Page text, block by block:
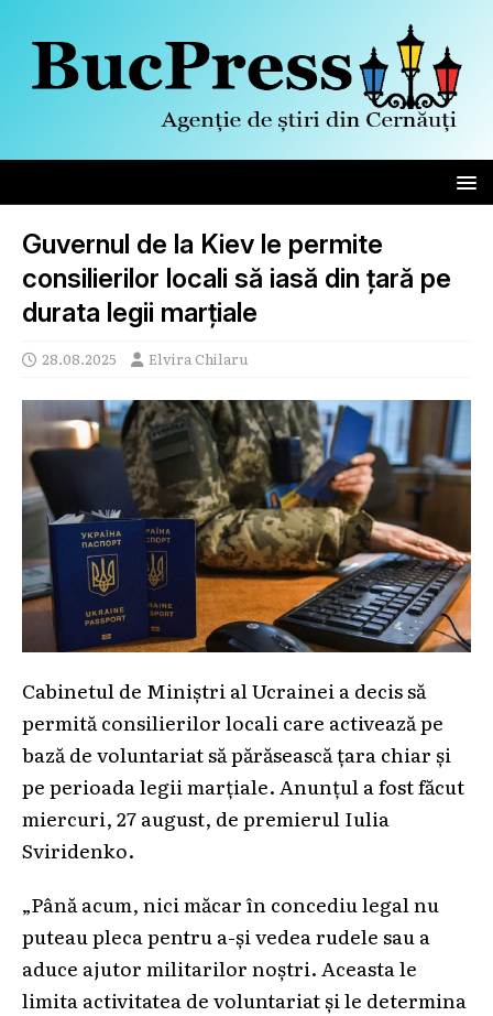
Guvernul de la Kiev le permite
consilierilor locali să iasă din țară pe
durata legii marțiale
28.08.2025 Elvira Chilaru
Cabinetul de Miniștri al Ucrainei a decis să
permită consilierilor locali care activează pe
bază de voluntariat să părăsească țara chiar și
pe perioada legii marțiale. Anunțul a fost făcut
miercuri, 27 august, de premierul Iulia
Sviridenko.
„Până acum, nici măcar în concediu legal nu
puteau pleca pentru a-și vedea rudele sau a
aduce ajutor militarilor noștri. Aceasta le
limita activitatea de voluntariat și le determina